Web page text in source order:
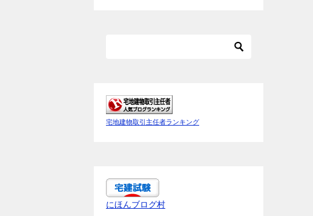
宅地建物取引主任者ランキング
にほんブログ村